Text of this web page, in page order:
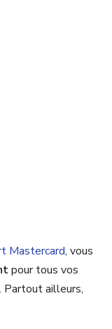
Mastercard, vous
pour tous vos
Partout ailleurs,